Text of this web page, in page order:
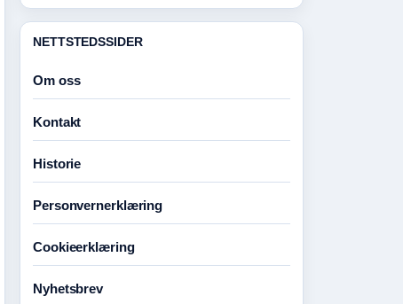
NETTSTEDSSIDER
Om oss
Kontakt
Historie
Personvernerklæring
Cookieerklæring
Nyhetsbrev